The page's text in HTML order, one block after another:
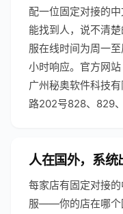
配一位固定对接的
能找到人，说不清
服在线时间为周一
小时响应。官方网
广州秘奥软件科技
路202号828、829、
人在国外，系统
每家店有固定对接
服——你的店在哪个